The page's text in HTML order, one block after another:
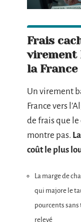
Frais
virement
la France
Un virement
France vers
de frais que
montre pas.
coût le plus
La marge de
qui majore le
pourcents
relevé